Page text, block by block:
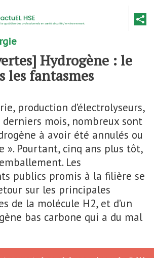
Hydrogène : le
les fantasmes
production d’électrolyseurs,
mois, nombreux sont
à avoir été annulés ou
». Pourtant, cinq ans plus tôt,
Les
publics promis à la filière se
sur les principales
de la molécule H2, et d’un
bas carbone qui a du mal